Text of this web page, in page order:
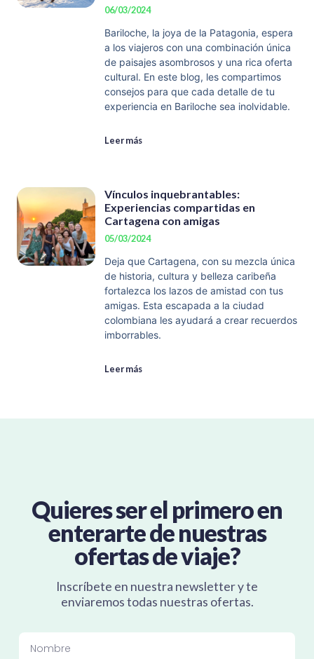
06/03/2024
Bariloche, la joya de la Patagonia, espera
a los viajeros con una combinación única
de paisajes asombrosos y una rica oferta
cultural. En este blog, les compartimos
consejos para que cada detalle de tu
experiencia en Bariloche sea inolvidable.
Leer más
Vínculos inquebrantables:
Experiencias compartidas en
Cartagena con amigas
05/03/2024
Deja que Cartagena, con su mezcla única
de historia, cultura y belleza caribeña
fortalezca los lazos de amistad con tus
amigas. Esta escapada a la ciudad
colombiana les ayudará a crear recuerdos
imborrables.
Leer más
Quieres ser el primero en
enterarte de nuestras
ofertas de viaje?
Inscríbete en nuestra newsletter y te
enviaremos todas nuestras ofertas.